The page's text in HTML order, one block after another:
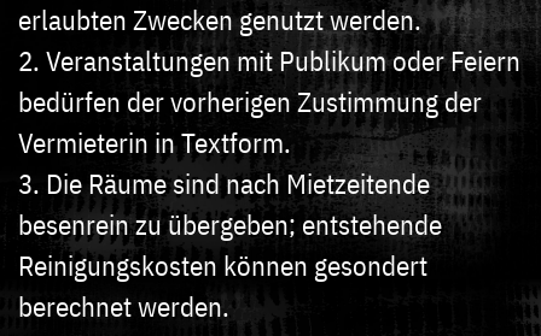
erlaubten Zwecken genutzt werden.
2. Veranstaltungen mit Publikum oder Feiern
bedürfen der vorherigen Zustimmung der
Vermieterin in Textform.
3. Die Räume sind nach Mietzeitende
besenrein zu übergeben; entstehende
Reinigungskosten können gesondert
berechnet werden.